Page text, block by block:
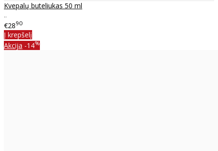
Kvepalų buteliukas 50 ml
..
€2890
Į krepšelį
Akcija -14%